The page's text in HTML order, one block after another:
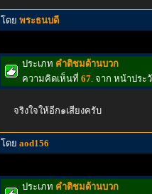
โดย พระธนบดี
ประเภท คำติชมด้านบวก
ความคิดเห็นที่ 67. จาก หน้าประ
จริงใจให้อีก๑เสียงครับ
โดย aod156
ประเภท คำติชมด้านบวก